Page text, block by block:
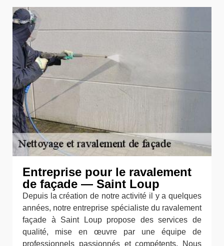
Entreprise pour le ravalement
de façade — Saint Loup
Depuis la création de notre activité il y a quelques
années, notre entreprise spécialiste du ravalement
façade à Saint Loup propose des services de
qualité, mise en œuvre par une équipe de
professionnels passionnés et compétents. Nous